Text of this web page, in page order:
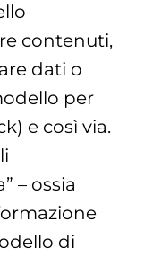
contenuti,
dati o
per
e così via.
– ossia
di